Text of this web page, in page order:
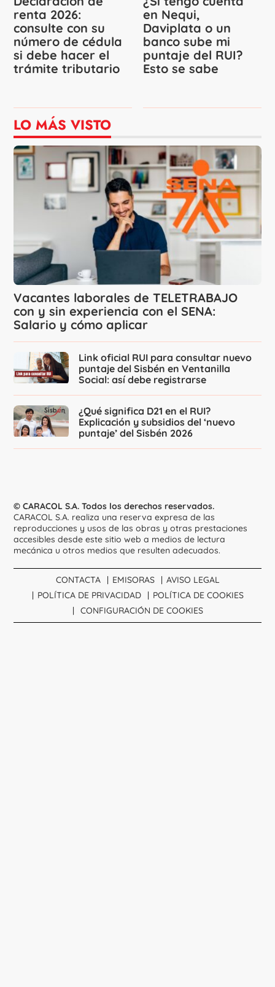
renta 2026:
consulte con su
número de cédula
si debe hacer el
trámite tributario
en Nequi,
Daviplata o un
banco sube mi
puntaje del RUI?
Esto se sabe
LO MÁS VISTO
Vacantes laborales de TELETRABAJO
con y sin experiencia con el SENA:
Salario y cómo aplicar
Link oficial RUI para consultar nuevo
puntaje del Sisbén en Ventanilla
Social: así debe registrarse
¿Qué significa D21 en el RUI?
Explicación y subsidios del ‘nuevo
puntaje’ del Sisbén 2026
© CARACOL S.A. Todos los derechos reservados.
CARACOL S.A. realiza una reserva expresa de las
reproducciones y usos de las obras y otras prestaciones
accesibles desde este sitio web a medios de lectura
mecánica u otros medios que resulten adecuados.
CONTACTA EMISORAS
AVISO LEGAL
POLÍTICA DE PRIVACIDAD
POLÍTICA DE COOKIES
CONFIGURACIÓN DE COOKIES